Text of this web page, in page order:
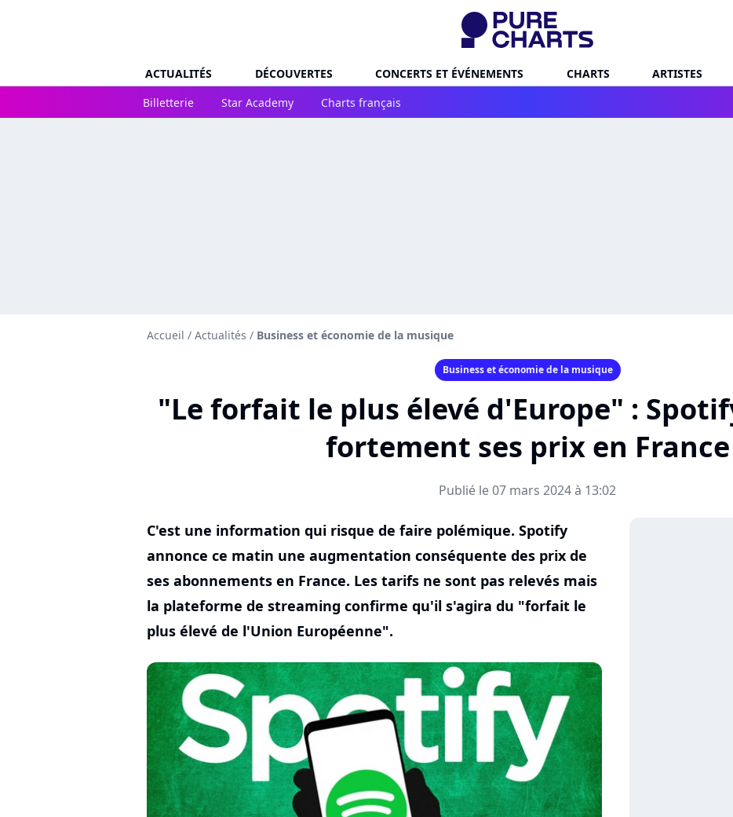
ACTUALITÉS DÉCOUVERTES CONCERTS ET ÉVÉNEMENTS CHARTS ARTISTES
Billetterie
Star Academy Charts français
Accueil / Actualités / Business et économie de la musique
Business et économie de la musique
"Le forfait le plus élevé d'Europe" :
fortement ses prix en France
Publié le 07 mars 2024 à 13:02
C'est une information qui risque de faire polémique. Spotify
annonce ce matin une augmentation conséquente des prix de
ses abonnements en France. Les tarifs ne sont pas relevés mais
la plateforme de streaming confirme qu'il s'agira du "forfait le
plus élevé de l'Union Européenne".